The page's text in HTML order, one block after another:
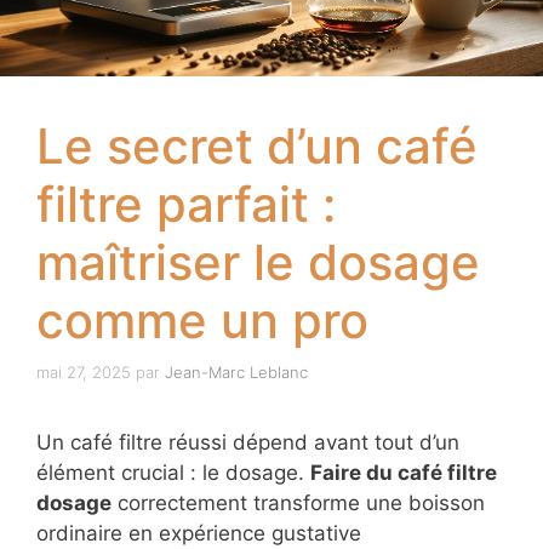
Le secret d’un café
filtre parfait :
maîtriser le dosage
comme un pro
mai 27, 2025 par Jean-Marc Leblanc
Un café filtre réussi dépend avant tout d’un
élément crucial : le dosage. Faire du café filtre
dosage correctement transforme une boisson
ordinaire en expérience gustative